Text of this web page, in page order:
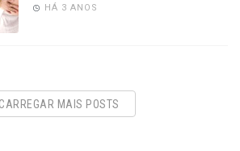
HÁ 3 ANOS
CARREGAR MAIS POSTS